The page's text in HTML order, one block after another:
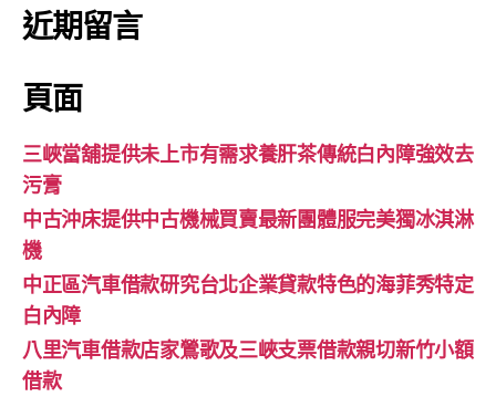
近期留言
頁面
三峽當舖提供未上市有需求養肝茶傳統白內障強效去
污膏
中古沖床提供中古機械買賣最新團體服完美獨冰淇淋
機
中正區汽車借款研究台北企業貸款特色的海菲秀特定
白內障
八里汽車借款店家鶯歌及三峽支票借款親切新竹小額
借款